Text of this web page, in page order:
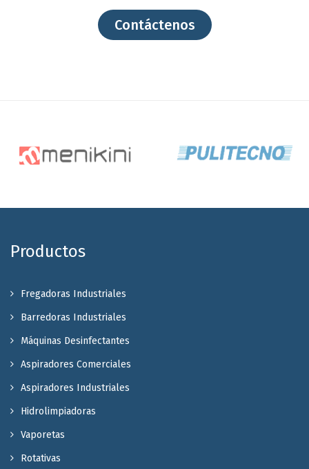
Contáctenos
Productos
Fregadoras Industriales
Barredoras Industriales
Máquinas Desinfectantes
Aspiradores Comerciales
Aspiradores Industriales
Hidrolimpiadoras
Vaporetas
Rotativas